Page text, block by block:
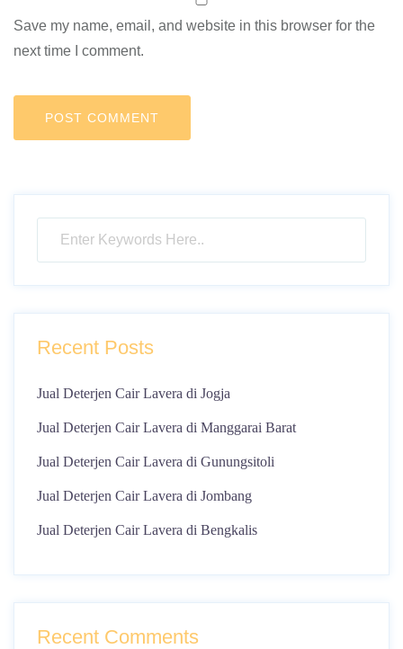
Save my name, email, and website in this browser for the
next time I comment.
Recent Posts
Jual Deterjen Cair Lavera di Jogja
Jual Deterjen Cair Lavera di Manggarai Barat
Jual Deterjen Cair Lavera di Gunungsitoli
Jual Deterjen Cair Lavera di Jombang
Jual Deterjen Cair Lavera di Bengkalis
Recent Comments